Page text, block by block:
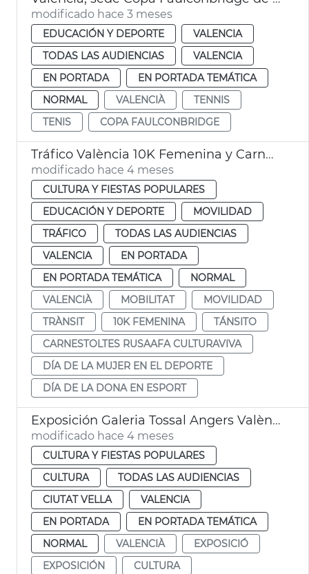
modificado hace 3 meses
EDUCACIÓN Y DEPORTE
VALENCIA
TODAS LAS AUDIENCIAS
VALENCIA
EN PORTADA
EN PORTADA TEMÁTICA
NORMAL
VALENCIÀ
TENNIS
TENIS
COPA FAULCONBRIDGE
Tráfico València 10K Femenina y Carnaval Russafa
modificado hace 4 meses
CULTURA Y FIESTAS POPULARES
EDUCACIÓN Y DEPORTE
MOVILIDAD
TRÁFICO
TODAS LAS AUDIENCIAS
VALENCIA
EN PORTADA
EN PORTADA TEMÁTICA
NORMAL
VALENCIÀ
MOBILITAT
MOVILIDAD
TRÀNSIT
10K FEMENINA
TÁNSITO
CARNESTOLTES RUSAAFA CULTURAVIVA
DÍA DE LA MUJER EN EL DEPORTE
DÍA DE LA DONA EN ESPORT
Exposición Galeria Tossal Angers València
modificado hace 4 meses
CULTURA Y FIESTAS POPULARES
CULTURA
TODAS LAS AUDIENCIAS
CIUTAT VELLA
VALENCIA
EN PORTADA
EN PORTADA TEMÁTICA
NORMAL
VALENCIÀ
EXPOSICIÓ
EXPOSICIÓN
CULTURA